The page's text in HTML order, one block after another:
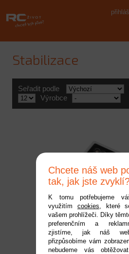
Stabilizace
Seřadit podle
Výrobce
Stabilizace pro
osá - (3G-A
Dostupnost:
na
Kód:BGL007-
Chcete náš web
tak, jak jste
K tomu potřebujeme
využitím cookies, které
vašem prohlížeči. Díky
preferenčním a
zjistíme, jak náš
přizpůsobíme vám
nebudeme vás